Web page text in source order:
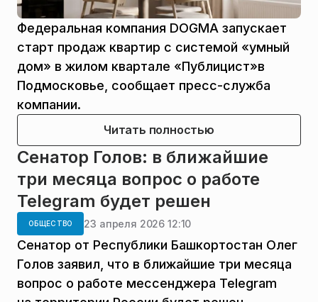
Федеральная компания DOGMA запускает
старт продаж квартир с системой «умный
дом» в жилом квартале «Публицист»в
Подмосковье, сообщает пресс-служба
компании.
Читать полностью
Сенатор Голов: в ближайшие
три месяца вопрос о работе
Telegram будет решен
ОБЩЕСТВО 23 апреля 2026 12:10
Сенатор от Республики Башкортостан Олег
Голов заявил, что в ближайшие три месяца
вопрос о работе мессенджера Telegram